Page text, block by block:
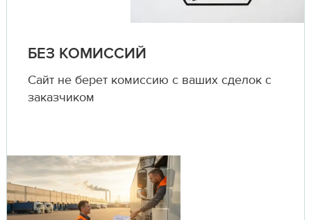
БЕЗ КОМИССИЙ
Сайт не берет комиссию с ваших сделок с
заказчиком